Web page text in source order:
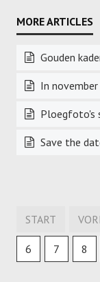
Gouden
In
Ploegfoto's
Save the
START
6 7 8